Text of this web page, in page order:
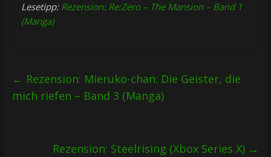
Lesetipp: Rezension: Re:Zero – The Mansion – Band 1
(Manga)
← Rezension: Mieruko-chan: Die Geister, die
mich riefen – Band 3 (Manga)
Rezension: Steelrising (Xbox Series X) →